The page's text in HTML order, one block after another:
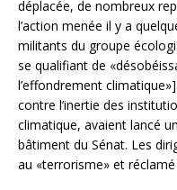
déplacée, de nombreux
l’action menée il y a
militants du groupe
se qualifiant de
l’effondrement
contre l’inertie des
climatique, avaient lancé
bâtiment du Sénat. Les
au «terrorisme» et